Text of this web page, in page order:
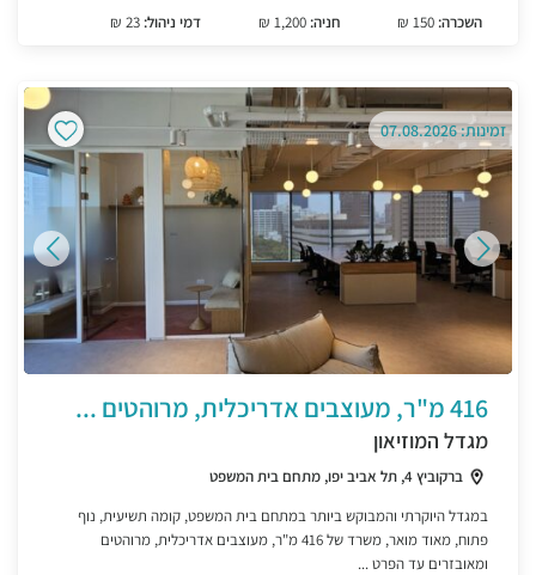
השכרה:
חניה: דמי ניהול: 23 ₪
זמינות: 07.08.2026
416 מ"ר, מעוצבים אדריכלית, מרוהטים ...
מגדל המוזיאון
ברקוביץ 4, תל אביב יפו, מתחם בית המשפט
במגדל היוקרתי והמבוקש ביותר במתחם בית המשפט, קומה תשיעית, נוף
פתוח, מאוד מואר, משרד של 416 מ"ר, מעוצבים אדריכלית, מרוהטים
ומאובזרים עד הפרט ...